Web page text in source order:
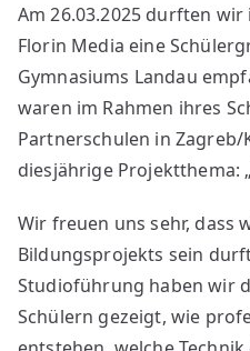
Am 26.03.2025 durften
Florin Media eine
Gymnasiums Landau
waren im Rahmen ihres
Partnerschulen in
diesjährige Projektthema:
Wir freuen uns sehr, dass
Bildungsprojekts sein
Studioführung haben wir
Schülern gezeigt, wie